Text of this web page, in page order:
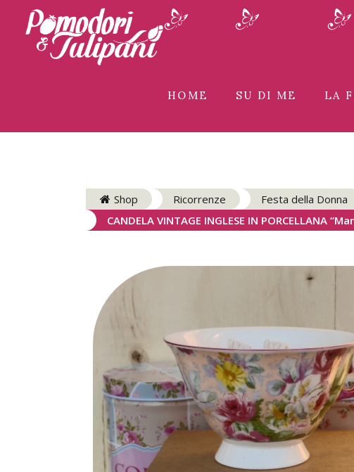
HOME SU DI ME LA
Shop Ricorrenze
Festa della Donna
CANDELA VINTAGE INGLESE IN